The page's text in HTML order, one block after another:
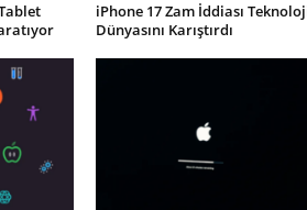
iPhone 17 Zam İddiası
Dünyasını Karıştırdı